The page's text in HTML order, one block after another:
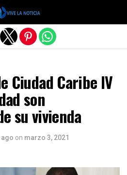
Ciudad Caribe IV
son
su vivienda
ago on marzo 3, 2021
la versión móvil